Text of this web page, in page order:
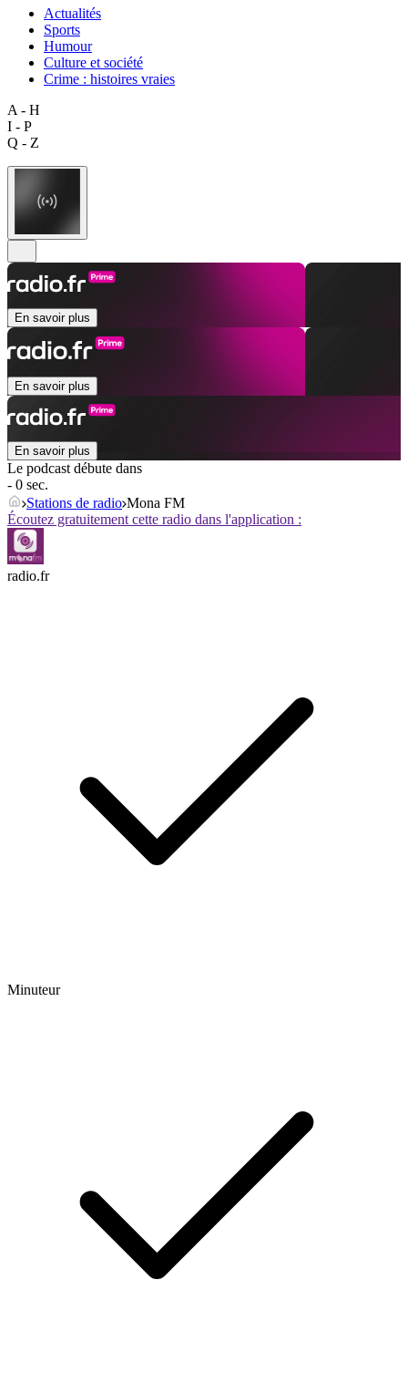
Actualités
Sports
Humour
Culture et société
Crime : histoires vraies
A - H
I - P
Q - Z
En savoir plus
En savoir plus
En savoir plus
Le podcast débute dans
- 0 sec.
Stations de radio Mona FM
Écoutez gratuitement cette radio dans l'application :
radio.fr
Minuteur